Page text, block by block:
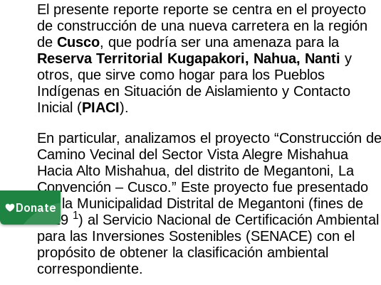
El presente reporte reporte se centra en el proyecto
de construcción de una nueva carretera en la región
de Cusco, que podría ser una amenaza para la
Reserva Territorial Kugapakori, Nahua, Nanti y
otros, que sirve como hogar para los Pueblos
Indígenas en Situación de Aislamiento y Contacto
Inicial (PIACI).
En particular, analizamos el proyecto “Construcción
Camino Vecinal del Sector Vista Alegre Mishahua
Hacia Alto Mishahua, del distrito de Megantoni, La
Convención – Cusco.” Este proyecto fue presentado
por la Municipalidad Distrital de Megantoni (fines de
2019 1) al Servicio Nacional de Certificación Ambiental
para las Inversiones Sostenibles (SENACE) con el
propósito de obtener la clasificación ambiental
correspondiente.